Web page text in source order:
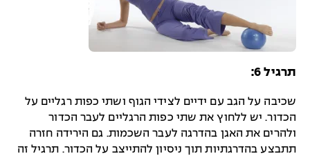
תרגיל 6:
שכיבה על הגב עם ידיים לצידי הגוף ושתי כפות רגליים על
הכדור. יש ללחוץ את שתי כפות הרגליים לעבר הכדור
ולהרים את האגן בהדרגה לעבר השכמות. גם הירידה חזרה
תתבצע בהדרגתיות תוך ניסיון להתייצב על הכדור. תרגיל זה